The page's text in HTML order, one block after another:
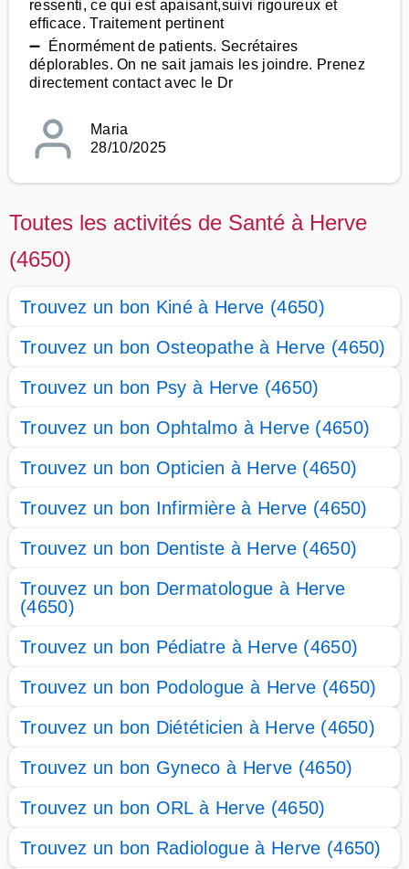
ressenti, ce qui est apaisant,suivi rigoureux et
efficace. Traitement pertinent
➖ Énormément de patients. Secrétaires
déplorables. On ne sait jamais les joindre. Prenez
directement contact avec le Dr
Maria
28/10/2025
Toutes les activités de Santé à Herve
(4650)
Trouvez un bon Kiné à Herve (4650)
Trouvez un bon Osteopathe à Herve (4650)
Trouvez un bon Psy à Herve (4650)
Trouvez un bon Ophtalmo à Herve (4650)
Trouvez un bon Opticien à Herve (4650)
Trouvez un bon Infirmière à Herve (4650)
Trouvez un bon Dentiste à Herve (4650)
Trouvez un bon Dermatologue à Herve
(4650)
Trouvez un bon Pédiatre à Herve (4650)
Trouvez un bon Podologue à Herve (4650)
Trouvez un bon Diététicien à Herve (4650)
Trouvez un bon Gyneco à Herve (4650)
Trouvez un bon ORL à Herve (4650)
Trouvez un bon Radiologue à Herve (4650)